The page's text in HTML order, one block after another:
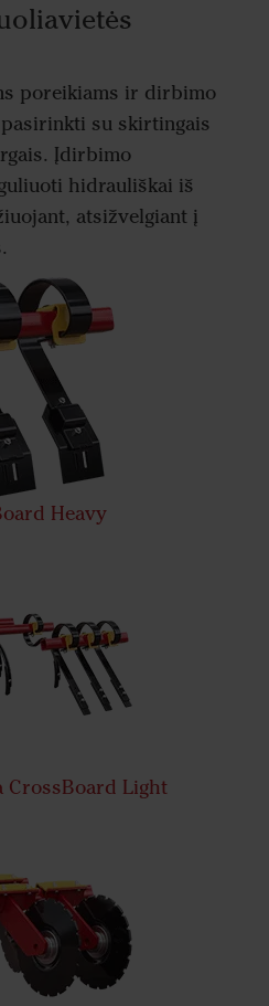
poreikiams ir dirbimo
su skirtingais
Įdirbimo
hidrauliškai iš
atsižvelgiant į
Heavy
CrossBoard Light